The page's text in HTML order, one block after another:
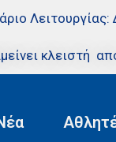
κλειστή